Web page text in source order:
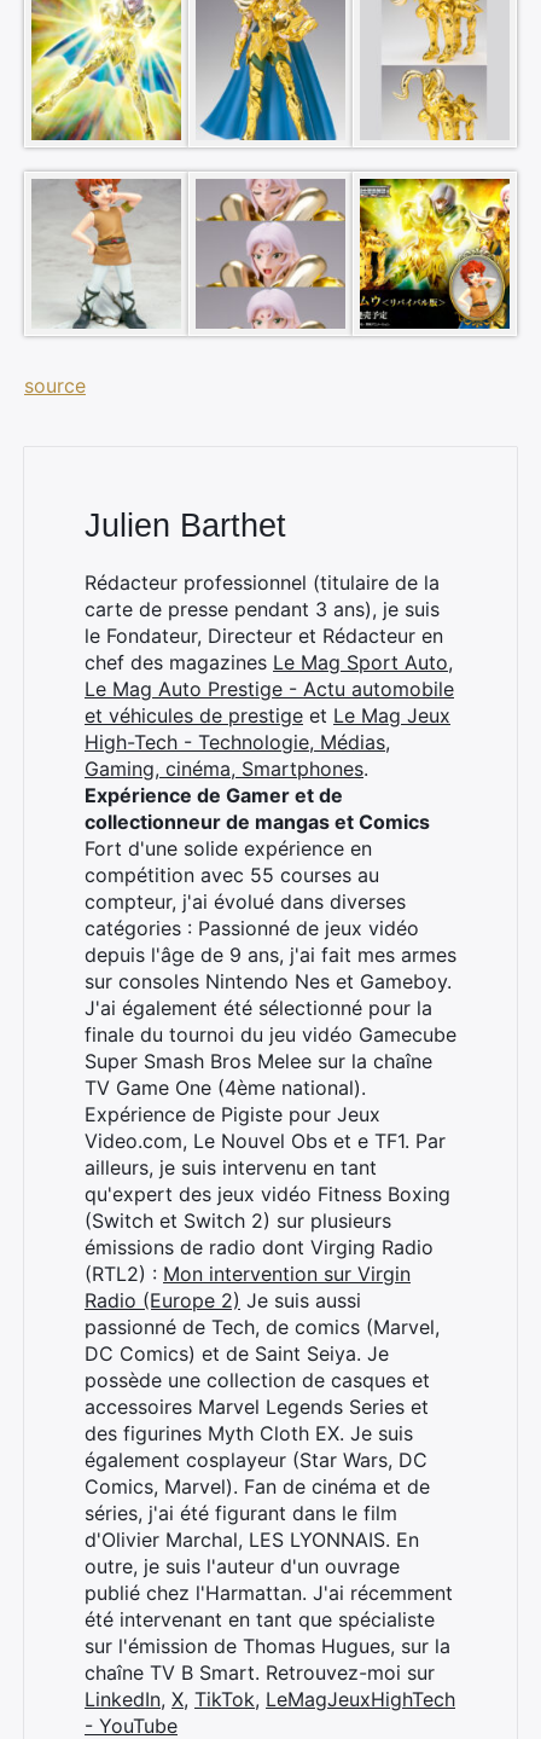
source
Julien Barthet
Rédacteur professionnel (titulaire de la
carte de presse pendant 3 ans), je suis
le Fondateur, Directeur et Rédacteur en
chef des magazines Le Mag Sport Auto,
Le Mag Auto Prestige - Actu automobile
et véhicules de prestige et Le Mag Jeux
High-Tech - Technologie, Médias,
Gaming, cinéma, Smartphones.
Expérience de Gamer et de
collectionneur de mangas et Comics
Fort d'une solide expérience en
compétition avec 55 courses au
compteur, j'ai évolué dans diverses
catégories : Passionné de jeux vidéo
depuis l'âge de 9 ans, j'ai fait mes armes
sur consoles Nintendo Nes et Gameboy.
J'ai également été sélectionné pour la
finale du tournoi du jeu vidéo Gamecube
Super Smash Bros Melee sur la chaîne
TV Game One (4ème national).
Expérience de Pigiste pour Jeux
Video.com, Le Nouvel Obs et e TF1. Par
ailleurs, je suis intervenu en tant
qu'expert des jeux vidéo Fitness Boxing
(Switch et Switch 2) sur plusieurs
émissions de radio dont Virging Radio
(RTL2) : Mon intervention sur Virgin
Radio (Europe 2) Je suis aussi
passionné de Tech, de comics (Marvel,
DC Comics) et de Saint Seiya. Je
possède une collection de casques et
accessoires Marvel Legends Series et
des figurines Myth Cloth EX. Je suis
également cosplayeur (Star Wars, DC
Comics, Marvel). Fan de cinéma et de
séries, j'ai été figurant dans le film
d'Olivier Marchal, LES LYONNAIS. En
outre, je suis l'auteur d'un ouvrage
publié chez l'Harmattan. J'ai récemment
été intervenant en tant que spécialiste
sur l'émission de Thomas Hugues, sur la
chaîne TV B Smart. Retrouvez-moi sur
LinkedIn, X, TikTok, LeMagJeuxHighTech
- YouTube
×